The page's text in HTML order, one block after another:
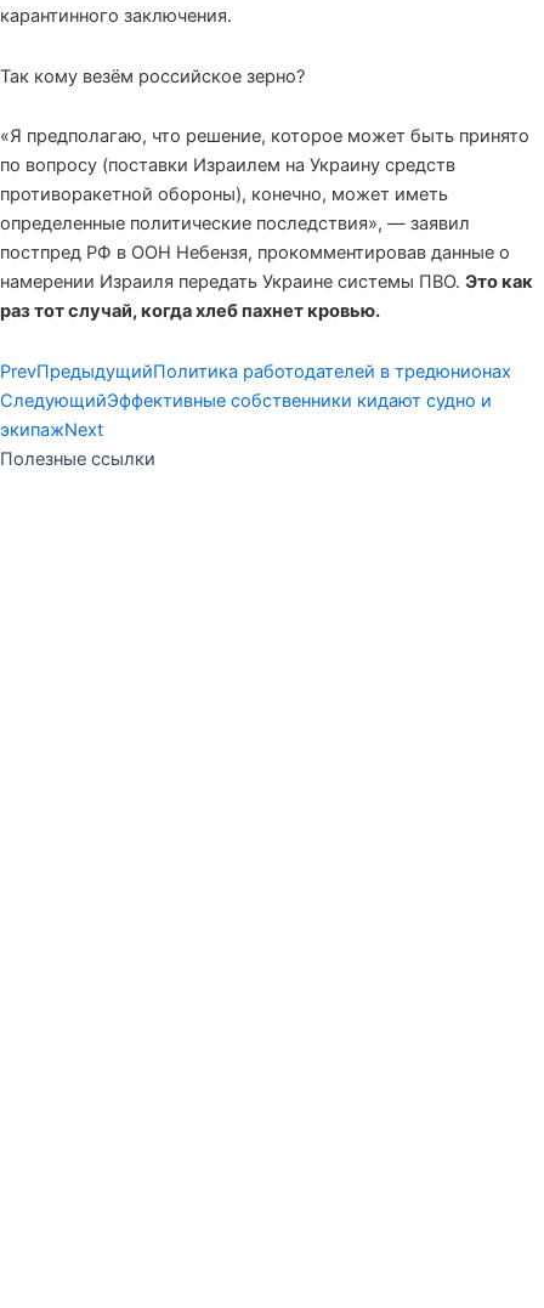
карантинного заключения.
Так кому везём российское зерно?
«Я предполагаю, что решение, которое может быть принято
по вопросу (поставки Израилем на Украину средств
противоракетной обороны), конечно, может иметь
определенные политические последствия», — заявил
постпред РФ в ООН Небензя, прокомментировав данные о
намерении Израиля передать Украине системы ПВО. Это как
раз тот случай, когда хлеб пахнет кровью.
PrevПредыдущийПолитика работодателей в тредюнионах
СледующийЭффективные собственники кидают судно и
экипажNext
Полезные ссылки